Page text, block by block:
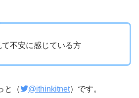
不安に感じている方
と（ @ithinkitnet）です。